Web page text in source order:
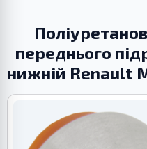
переднього
нижній Renault